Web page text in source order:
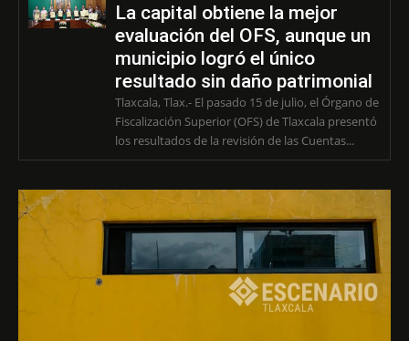
La capital obtiene la mejor
evaluación del OFS, aunque un
municipio logró el único
resultado sin daño patrimonial
Tlaxcala, Tlax.- El pasado 15 de julio, el Órgano de
Fiscalización Superior (OFS) de Tlaxcala presentó
los resultados de la revisión de las Cuentas...